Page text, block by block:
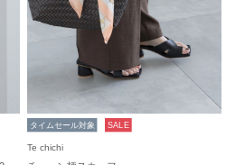
タイムセール対象 SALE
Te chichi